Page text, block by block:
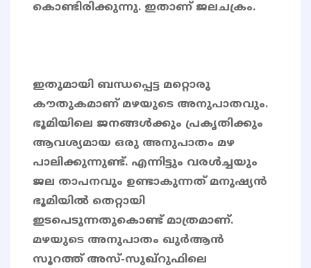
കൊണ്ടിരിക്കുന്നു. ഇതാണ് ജലചക്രം.
ഇതുമായി ബന്ധപ്പെട്ട മറ്റൊരു
കൗതുകമാണ് മഴയുടെ അനുപാതവും.
ഭൂമിയിലെ ജനങ്ങൾക്കും പ്രകൃതിക്കും
ആവശ്യമായ ഒരു അനുപാതം മഴ
പാലിക്കുന്നുണ്ട്. എന്നിട്ടും വരൾച്ചയും
ജല താപനവും ഉണ്ടാകുന്നത് മനുഷ്യൻ
ഭൂമിയിൽ തെറ്റായി
ഇടപെടുന്നതുകൊണ്ട് മാത്രമാണ്.
മഴയുടെ അനുപാതം ഖുർആൻ
സൂറത്ത് അസ്-സുഖ്‌റുഫിലെ